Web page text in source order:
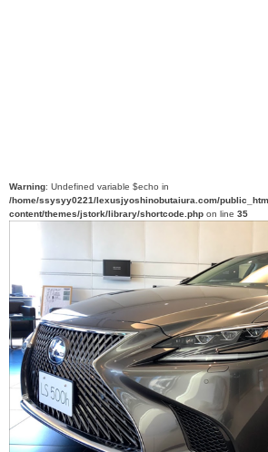
Warning: Undefined variable $echo in
/home/ssysyy0221/lexusjyoshinobutaiura.com/
content/themes/jstork/library/shortcode.php on line35